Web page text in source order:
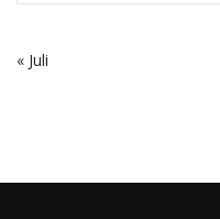
« Juli